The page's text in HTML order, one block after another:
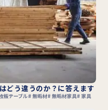
どう違うのか？に答えます
板テーブル 無垢材 無垢材家具 家具